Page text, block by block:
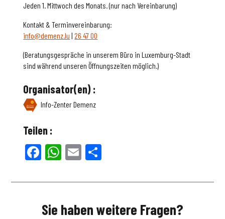
Jeden 1. Mittwoch des Monats. (nur nach Vereinbarung)
Kontakt & Terminvereinbarung:
info@demenz.lu |26 47 00
(Beratungsgespräche in unserem Büro in Luxemburg-Stadt
sind während unseren Öffnungszeiten möglich.)
Organisator(en) :
Info-Zenter Demenz
Teilen :
Facebook
WhatsApp
Email
Sie haben weitere Fragen?